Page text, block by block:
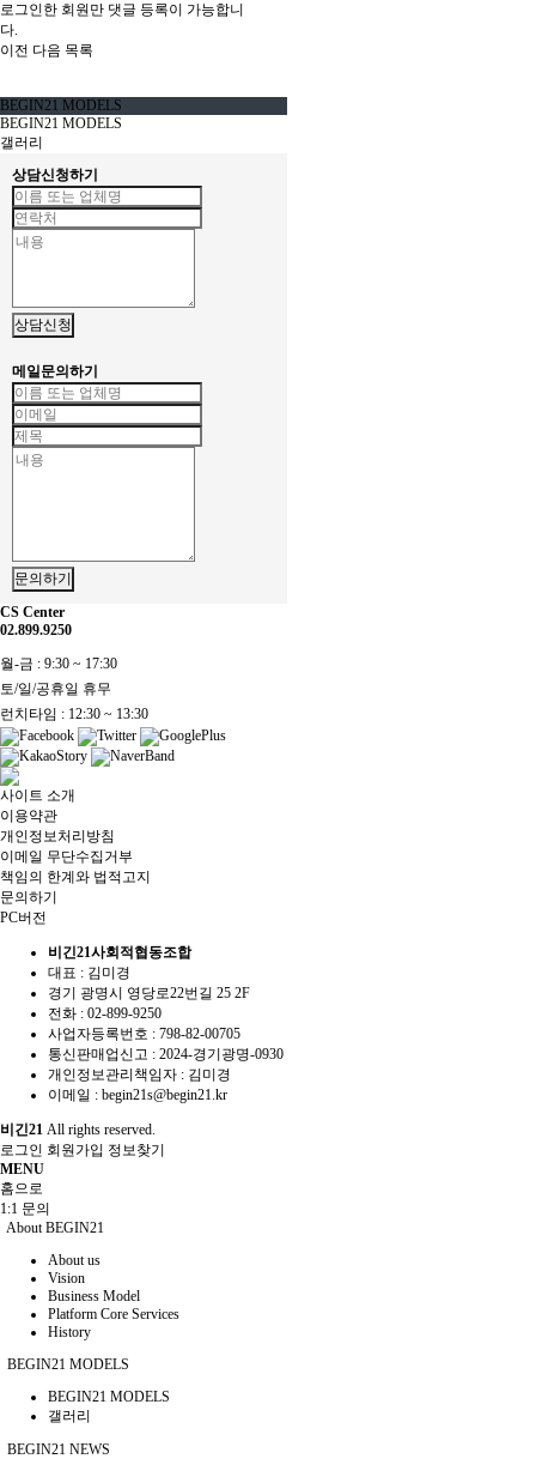
로그인한 회원만 댓글 등록이 가능합니
다.
이전 다음 목록
BEGIN21 MODELS
BEGIN21 MODELS
갤러리
상담신청하기
상담신청
메일문의하기
문의하기
CS Center
02.899.9250
월-금 : 9:30 ~ 17:30
토/일/공휴일 휴무
런치타임 : 12:30 ~ 13:30
사이트 소개
이용약관
개인정보처리방침
이메일 무단수집거부
책임의 한계와 법적고지
문의하기
PC버전
비긴21사회적협동조합
대표 : 김미경
경기 광명시 영당로22번길 25 2F
전화 : 02-899-9250
사업자등록번호 : 798-82-00705
통신판매업신고 : 2024-경기광명-0930
개인정보관리책임자 : 김미경
이메일 : begin21s@begin21.kr
비긴21 All rights reserved.
로그인 회원가입 정보찾기
MENU
홈으로
1:1 문의
About BEGIN21
About us
Vision
Business Model
Platform Core Services
History
BEGIN21 MODELS
BEGIN21 MODELS
갤러리
BEGIN21 NEWS